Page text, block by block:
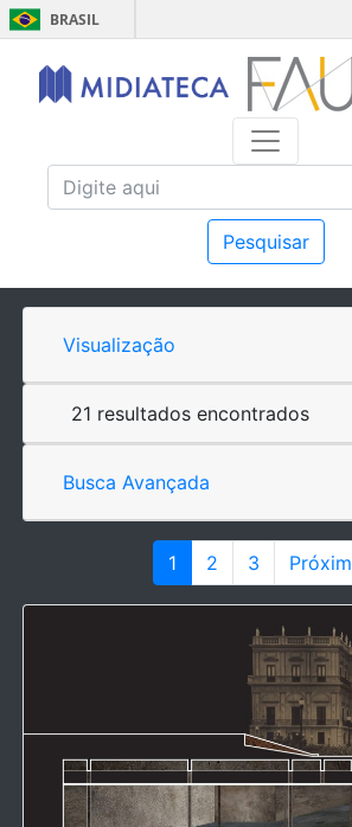
BRASIL
Pesquisar
Visualização
21 resultados encontrados
Busca Avançada
1 2 3